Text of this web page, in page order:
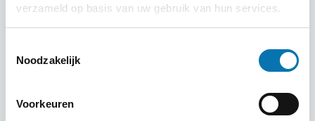
verzameld op basis van uw gebruik van hun services.
Noodzakelijk
Voorkeuren
9. Arusha: Toegangspoort tot de Safari’s